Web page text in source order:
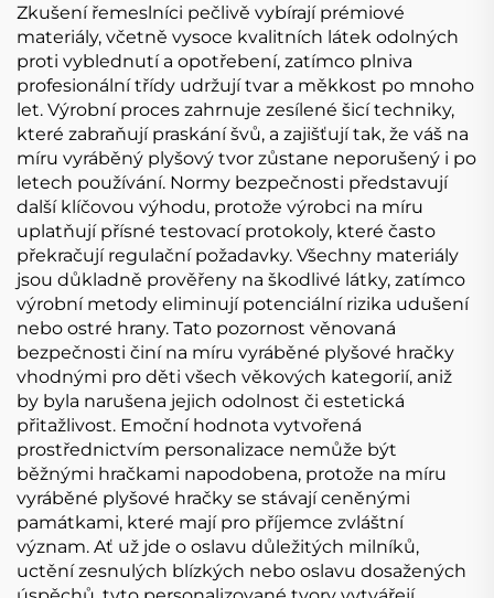
Zkušení řemeslníci pečlivě vybírají prémiové
materiály, včetně vysoce kvalitních látek odolných
proti vyblednutí a opotřebení, zatímco plniva
profesionální třídy udržují tvar a měkkost po mnoho
let. Výrobní proces zahrnuje zesílené šicí techniky,
které zabraňují praskání švů, a zajišťují tak, že váš na
míru vyráběný plyšový tvor zůstane neporušený i po
letech používání. Normy bezpečnosti představují
další klíčovou výhodu, protože výrobci na míru
uplatňují přísné testovací protokoly, které často
překračují regulační požadavky. Všechny materiály
jsou důkladně prověřeny na škodlivé látky, zatímco
výrobní metody eliminují potenciální rizika udušení
nebo ostré hrany. Tato pozornost věnovaná
bezpečnosti činí na míru vyráběné plyšové hračky
vhodnými pro děti všech věkových kategorií, aniž
by byla narušena jejich odolnost či estetická
přitažlivost. Emoční hodnota vytvořená
prostřednictvím personalizace nemůže být
běžnými hračkami napodobena, protože na míru
vyráběné plyšové hračky se stávají ceněnými
památkami, které mají pro příjemce zvláštní
význam. Ať už jde o oslavu důležitých milníků,
uctění zesnulých blízkých nebo oslavu dosažených